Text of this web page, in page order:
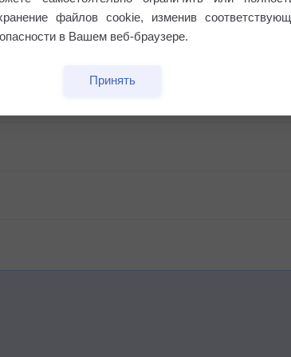
файлов cookie, изменив
в Вашем веб-браузере.
Принять